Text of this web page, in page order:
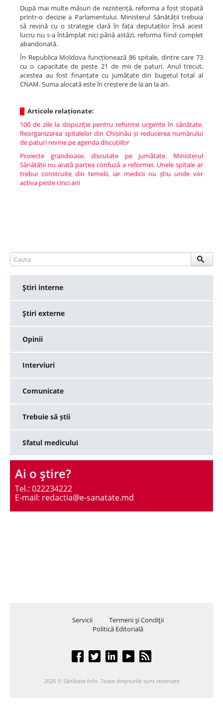
După mai multe măsuri de rezistență, reforma a fost stopată
printr-o decizie a Parlamentului. Ministerul Sănătății trebuia
să revină cu o strategie clară în fața deputaților însă acest
lucru nu s-a întâmplat nici până astăzi, reforma fiind complet
abandonată.
În Republica Moldova funcționează 86 spitale, dintre care 73
cu o capacitate de peste 21 de mii de paturi. Anul trecut,
acestea au fost finanțate cu jumătate din bugetul total al
CNAM. Suma alocată este în creștere de la an la an.
Articole relaționate:
100 de zile la dispoziție pentru reforme urgente în sănătate.
Reorganizarea spitalelor din Chișinău și reducerea numărului
de paturi revine pe agenda discuțiilor
Proiecte grandioase, discutate pe jumătate. Ministerul
Sănătății nu arată partea confuză a reformei. Unele spitale ar
trebui construite din temelii, iar medicii nu știu unde vor
activa peste cinci ani
Ştiri interne
Ştiri externe
Opinii
Interviuri
Comunicate
Trebuie să știi
Sfatul medicului
Ai o ştire?
Tel.: 022234222
E-mail: redactia@e-sanatate.md
Servicii
Termeni şi Condiţii
Politică Editorială
2026 © Sănătate Info. Toate drepturile sunt rezervate